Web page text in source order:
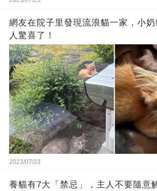
網友在院子里發現流浪貓一家，小
人驚喜了！
2023/07/23
養貓有7大「禁忌」，主人不要隨意